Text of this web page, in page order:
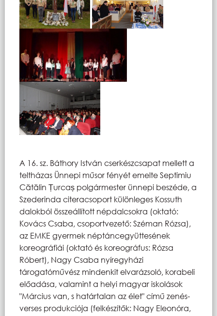
A 16. sz. Báthory István cserkészcsapat mellett a
teltházas Ünnepi műsor fényét emelte Septimiu
Cătălin Țurcaș polgármester ünnepi beszéde, a
Szederinda citeracsoport különleges Kossuth
dalokból összeállított népdalcsokra (oktató:
Kovács Csaba, csoportvezető: Széman Rózsa),
az EMKE gyermek néptáncegyüttesének
koreográfiái (oktató és koreográfus: Rózsa
Róbert), Nagy Csaba nyíregyházi
tárogatóművész mindenkit elvarázsoló, korabeli
előadása, valamint a helyi magyar iskolások
"Március van, s határtalan az élet" című zenés-
verses produkciója (felkészítők: Nagy Eleonóra,